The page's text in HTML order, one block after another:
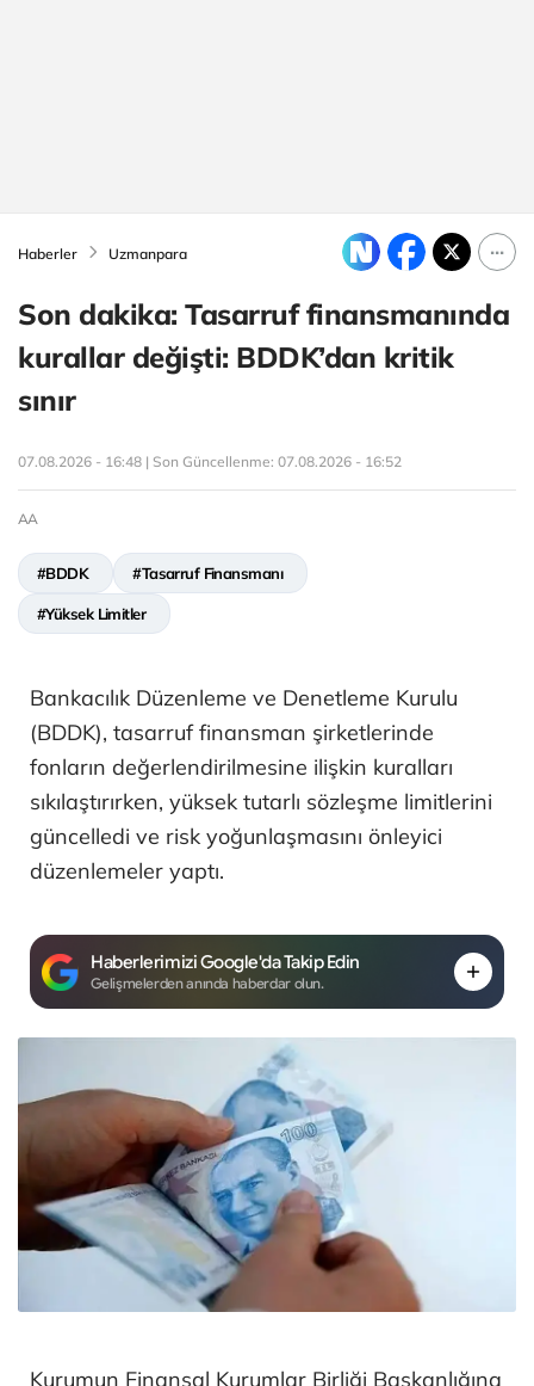
Haberler Uzmanpara
Son dakika: Tasarruf finansmanında
kurallar değişti: BDDK’dan kritik
sınır
07.08.2026 - 16:48 | Son Güncellenme: 07.08.2026 - 16:52
AA
#BDDK #Tasarruf Finansmanı
#Yüksek Limitler
Bankacılık Düzenleme ve Denetleme Kurulu
(BDDK), tasarruf finansman şirketlerinde
fonların değerlendirilmesine ilişkin kuralları
sıkılaştırırken, yüksek tutarlı sözleşme limitlerini
güncelledi ve risk yoğunlaşmasını önleyici
düzenlemeler yaptı.
Haberlerimizi Google'da Takip Edin
Gelişmelerden anında haberdar olun.
Kurumun Finansal Kurumlar Birliği Başkanlığına